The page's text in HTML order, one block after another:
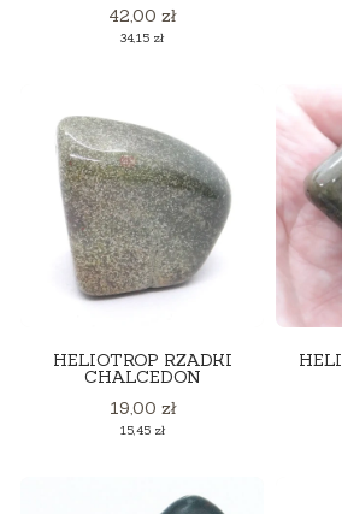
Cena
42,00 zł
Cena
34,15 zł
HELIOTROP RZADKI
CHALCEDON
Cena
19,00 zł
Cena
15,45 zł